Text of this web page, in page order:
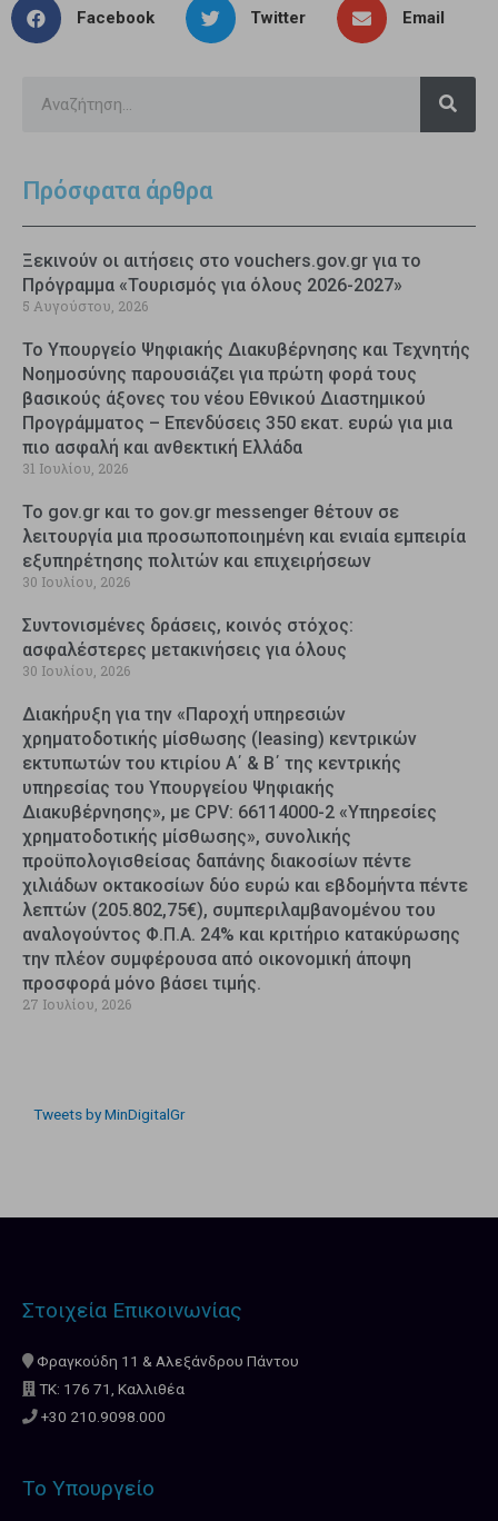
Facebook Twitter Email
Πρόσφατα άρθρα
Ξεκινούν οι αιτήσεις στο vouchers.gov.gr για το
Πρόγραμμα «Τουρισμός για όλους 2026-2027»
5 Αυγούστου, 2026
Το Υπουργείο Ψηφιακής Διακυβέρνησης και Τεχνητής
Νοημοσύνης παρουσιάζει για πρώτη φορά τους
βασικούς άξονες του νέου Εθνικού Διαστημικού
Προγράμματος – Επενδύσεις 350 εκατ. ευρώ για μια
πιο ασφαλή και ανθεκτική Ελλάδα
31 Ιουλίου, 2026
Το gov.gr και το gov.gr messenger θέτουν σε
λειτουργία μια προσωποποιημένη και ενιαία εμπειρία
εξυπηρέτησης πολιτών και επιχειρήσεων
30 Ιουλίου, 2026
Συντονισμένες δράσεις, κοινός στόχος:
ασφαλέστερες μετακινήσεις για όλους
30 Ιουλίου, 2026
Διακήρυξη για την «Παροχή υπηρεσιών
χρηματοδοτικής μίσθωσης (leasing) κεντρικών
εκτυπωτών του κτιρίου Α΄ & Β΄ της κεντρικής
υπηρεσίας του Υπουργείου Ψηφιακής
Διακυβέρνησης», με CPV: 66114000-2 «Υπηρεσίες
χρηματοδοτικής μίσθωσης», συνολικής
προϋπολογισθείσας δαπάνης διακοσίων πέντε
χιλιάδων οκτακοσίων δύο ευρώ και εβδομήντα πέντε
λεπτών (205.802,75€), συμπεριλαμβανομένου του
αναλογούντος Φ.Π.Α. 24% και κριτήριο κατακύρωσης
την πλέον συμφέρουσα από οικονομική άποψη
προσφορά μόνο βάσει τιμής.
27 Ιουλίου, 2026
Tweets by MinDigitalGr
Στοιχεία Επικοινωνίας
Φραγκούδη 11 & Αλεξάνδρου Πάντου
ΤΚ: 176 71, Καλλιθέα
+30 210.9098.000
Το Υπουργείο